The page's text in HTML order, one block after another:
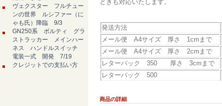
ヴェクスター フルチュー
ンの世界 ルシファー（に
ゃも氏）降臨 9/3
GN250系 ボルティ グラ
ストラッカー メインハー
ネス ハンドルスイッチ
電装一式 開発 7/19
クレジットでの支払い方
ときも対応いたします。
発送方法
メール便 A4サイズ 厚さ 1cmまで
メール便 A4サイズ 厚さ 2cmまで
レターパック 350 厚さ 3cmまで
レターパック 500
商品の詳細